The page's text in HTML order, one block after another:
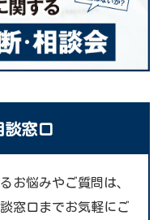
談窓口
お悩みやご質問は、
窓口までお気軽にご